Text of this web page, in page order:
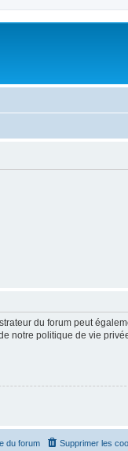
du forum peut
notre politique de vie
Supprimer les
du forum